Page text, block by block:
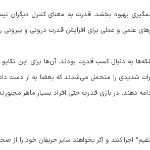
بهبود بخشد. قدرت به معنای کنترل دیگران
علمی و عملی برای افزایش قدرت درونی و بیرونی
به دنبال کسب قدرت بودند. آن‌ها برای این
شدیدی را متحمل می‌شدند که بعضا به از دست
در بازی قدرت حتی افراد بسیار ماهر مجبورند
اجرا کنند و اگر بخواهند سایر حریفان خود را از